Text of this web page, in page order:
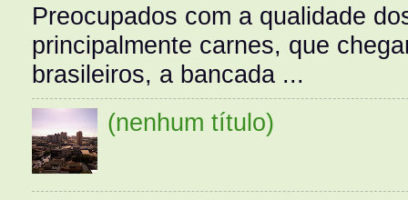
Preocupados com a qualidade
principalmente carnes, que
brasileiros, a bancada ...
(nenhum título)